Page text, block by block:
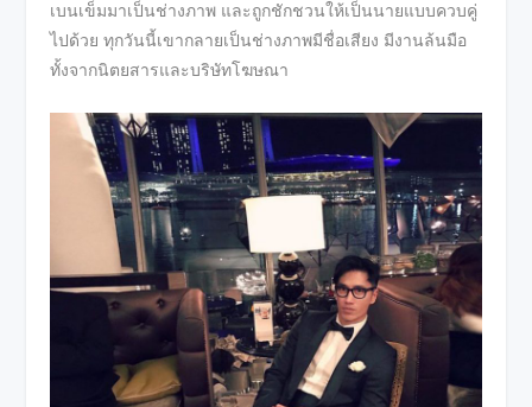
เบนเข็มมาเป็นช่างภาพ และถูกชักชวนให้เป็นนายแบบควบคู่
ไปด้วย ทุกวันนี้เขากลายเป็นช่างภาพมีชื่อเสียง มีงานล้นมือ
ทั้งจากนิตยสารและบริษัทโฆษณา